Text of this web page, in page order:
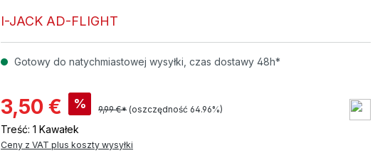
I-JACK AD-FLIGHT
Gotowy do natychmiastowej wysyłki, czas dostawy 48h*
3,50 € % 9,99 €* (oszczędność 64.96%)
Treść: 1 Kawałek
Ceny z VAT plus koszty wysyłki